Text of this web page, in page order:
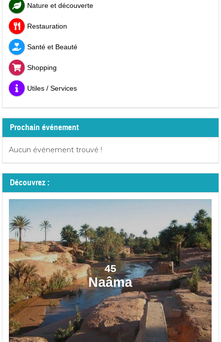
Nature et découverte
Restauration
Santé et Beauté
Shopping
Utiles / Services
Prochain événement
Aucun événement trouvé !
Découvrez :
45
Naâma